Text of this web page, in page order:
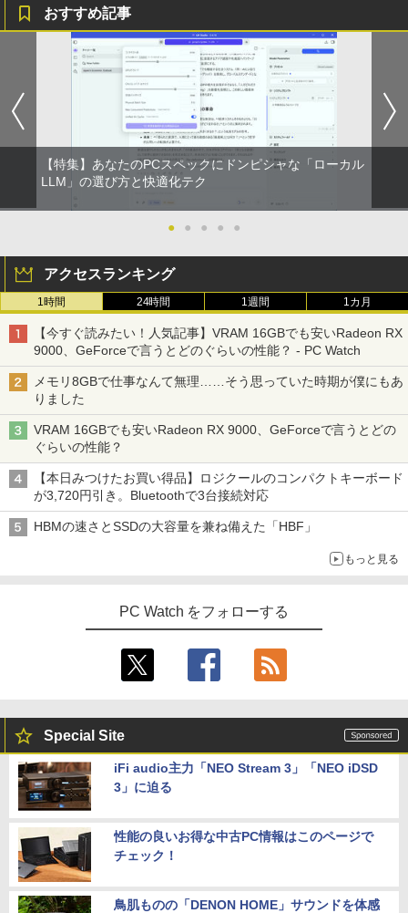
おすすめ記事
【特集】あなたのPCスペックにドンピシャな「ローカル
LLM」の選び方と快適化テク
● ● ● ● ●
アクセスランキング
1時間 24時間 1週間 1カ月
【今すぐ読みたい！人気記事】VRAM 16GBでも安いRadeon RX
9000、GeForceで言うとどのぐらいの性能？ - PC Watch
メモリ8GBで仕事なんて無理……そう思っていた時期が僕にもあ
りました
VRAM 16GBでも安いRadeon RX 9000、GeForceで言うとどの
ぐらいの性能？
【本日みつけたお買い得品】ロジクールのコンパクトキーボード
が3,720円引き。Bluetoothで3台接続対応
HBMの速さとSSDの大容量を兼ね備えた「HBF」
もっと見る
PC Watch をフォローする
Special Site
iFi audio主力「NEO Stream 3」「NEO iDSD
3」に迫る
性能の良いお得な中古PC情報はこのページで
チェック！
鳥肌ものの「DENON HOME」サウンドを体感